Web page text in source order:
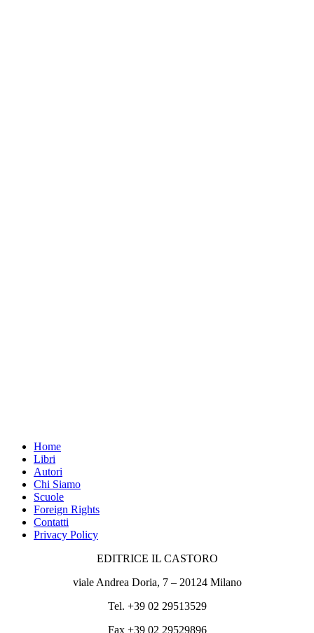
Home
Libri
Autori
Chi Siamo
Scuole
Foreign Rights
Contatti
Privacy Policy
EDITRICE IL CASTORO
viale Andrea Doria, 7 – 20124 Milano
Tel. +39 02 29513529
Fax +39 02 29529896